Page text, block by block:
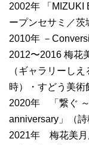
2002年 「MIZUKI
ープンセサミ／茨
2010年 －
2012〜2016 梅
（ギャラリーし
時）・すどう美術
2020年 「繋ぐ ～
anniversary」（詩
2021年 梅花美月